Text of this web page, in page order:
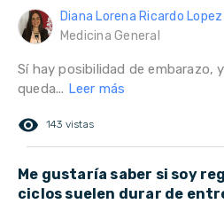
Diana Lorena Ricardo Lopez
Medicina General
Sí hay posibilidad de embarazo,
queda... Leer más
remove_red_eye 143 vistas
Me gustaría saber si soy
ciclos suelen durar de